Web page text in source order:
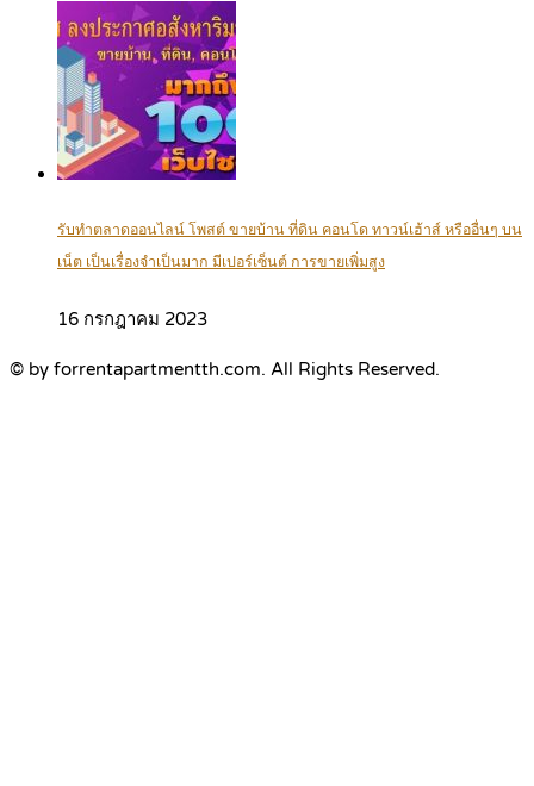
รับทำตลาดออนไลน์ โพสต์ ขายบ้าน ที่ดิน คอนโด ทาวน์เฮ้าส์ หรืออื่นๆ บน
เน็ต เป็นเรื่องจำเป็นมาก มีเปอร์เซ็นต์ การขายเพิ่มสูง
16 กรกฎาคม 2023
© by forrentapartmentth.com. All Rights Reserved.